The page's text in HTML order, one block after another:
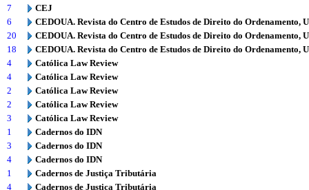
7
CEJ
6
CEDOUA. Revista do Centro de Estudos de Direito do Ordenamento,
20
CEDOUA. Revista do Centro de Estudos de Direito do Ordenamento,
18
CEDOUA. Revista do Centro de Estudos de Direito do Ordenamento,
4
Católica Law Review
4
Católica Law Review
2
Católica Law Review
2
Católica Law Review
3
Católica Law Review
1
Cadernos do IDN
3
Cadernos do IDN
4
Cadernos do IDN
1
Cadernos de Justiça Tributária
4
Cadernos de Justiça Tributária